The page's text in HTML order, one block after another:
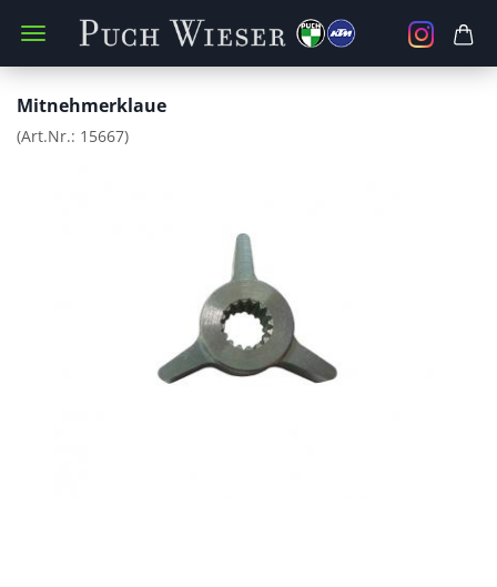
Mitnehmerklaue
(Art.Nr.: 15667)